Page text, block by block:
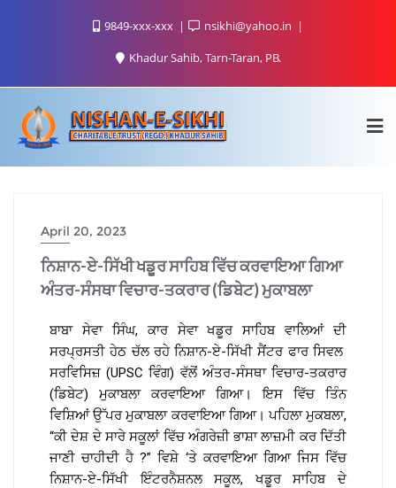
9849-xxx-xxx
nsikhi@yahoo.in
Khadur Sahib, Tarn-Taran, PB.
April 20, 2023
ਨਿਸ਼ਾਨ-ਏ-ਸਿੱਖੀ ਖਡੂਰ ਸਾਹਿਬ ਵਿੱਚ ਕਰਵਾਇਆ ਗਿਆ
ਅੰਤਰ-ਸੰਸਥਾ ਵਿਚਾਰ-ਤਕਰਾਰ (ਡਿਬੇਟ) ਮੁਕਾਬਲਾ
ਬਾਬਾ ਸੇਵਾ ਸਿੰਘ, ਕਾਰ ਸੇਵਾ ਖਡੂਰ ਸਾਹਿਬ ਵਾਲਿਆਂ ਦੀ
ਸਰਪ੍ਰਸਤੀ ਹੇਠ ਚੱਲ ਰਹੇ ਨਿਸ਼ਾਨ-ਏ-ਸਿੱਖੀ ਸੈਂਟਰ ਫਾਰ ਸਿਵਲ
ਸਰਵਿਸਿਜ਼ (UPSC ਵਿੰਗ) ਵੱਲੋਂ ਅੰਤਰ-ਸੰਸਥਾ ਵਿਚਾਰ-ਤਕਰਾਰ
(ਡਿਬੇਟ) ਮੁਕਾਬਲਾ ਕਰਵਾਇਆ ਗਿਆ। ਇਸ ਵਿੱਚ ਤਿੰਨ
ਵਿਸ਼ਿਆਂ ਉੱਪਰ ਮੁਕਾਬਲਾ ਕਰਵਾਇਆ ਗਿਆ। ਪਹਿਲਾ ਮੁਕਬਲਾ,
“ਕੀ ਦੇਸ਼ ਦੇ ਸਾਰੇ ਸਕੂਲਾਂ ਵਿੱਚ ਅੰਗਰੇਜ਼ੀ ਭਾਸ਼ਾ ਲਾਜ਼ਮੀ ਕਰ ਦਿੱਤੀ
ਜਾਣੀ ਚਾਹੀਦੀ ਹੈ ?” ਵਿਸ਼ੇ ‘ਤੇ ਕਰਵਾਇਆ ਗਿਆ ਜਿਸ ਵਿੱਚ
ਨਿਸ਼ਾਨ-ਏ-ਸਿੱਖੀ ਇੰਟਰਨੈਸ਼ਨਲ ਸਕੂਲ, ਖਡੂਰ ਸਾਹਿਬ ਦੇ